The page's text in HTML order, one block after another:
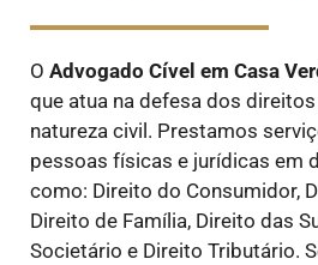
O Advogado Cível em Casa
que atua na defesa dos
natureza civil. Prestamos
pessoas físicas e jurídicas em
como: Direito do Consumidor,
Direito de Família, Direito das
Societário e Direito Tributário.